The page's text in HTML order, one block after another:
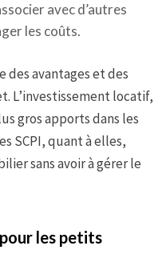
avec d’autres
les coûts.
des avantages et des
L’investissement locatif,
gros apports dans les
SCPI, quant à elles,
sans avoir à gérer le
les petits